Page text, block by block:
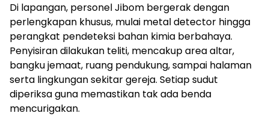
Di lapangan, personel Jibom bergerak dengan
perlengkapan khusus, mulai metal detector hingga
perangkat pendeteksi bahan kimia berbahaya.
Penyisiran dilakukan teliti, mencakup area altar,
bangku jemaat, ruang pendukung, sampai halaman
serta lingkungan sekitar gereja. Setiap sudut
diperiksa guna memastikan tak ada benda
mencurigakan.